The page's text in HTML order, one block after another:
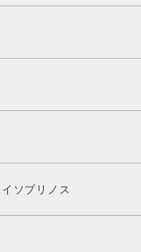
ソブリノス